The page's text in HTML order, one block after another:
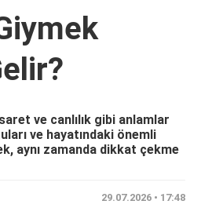
ve canlılık gibi anlamlar
ve hayatındaki önemli
aynı zamanda dikkat çekme
29.07.2026 • 17:48